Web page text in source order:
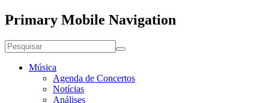
Primary Mobile Navigation
Música
Agenda de Concertos
Notícias
Análises